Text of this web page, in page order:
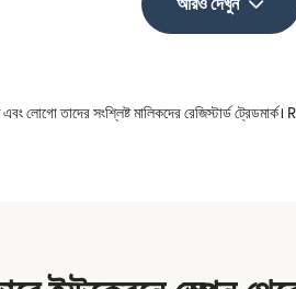
আরও দেখুন
এবং লোগো তাদের সংশ্লিষ্ট মালিকদের রেজিস্টার্ড